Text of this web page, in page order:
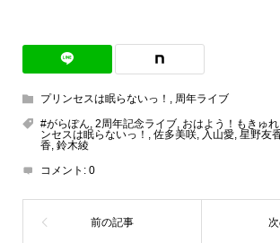
プリンセスは眠らないっ！ , 周年ライブ
#がらぽん, 2周年記念ライブ, おはよう！もきゅ
ンセスは眠らないっ！ , 佐多美咲, 入山愛, 星野友
香, 鈴木綾
コメント: 0